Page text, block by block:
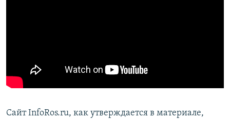
Сайт InfoRos.ru, как утверждается в материале,